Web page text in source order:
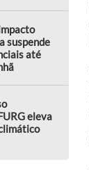
suspende
até
eleva